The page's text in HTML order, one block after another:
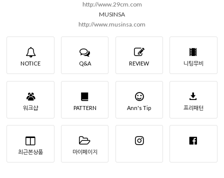
http://www.29cm.com
MUSINSA
http://www.musinsa.com
NOTICE Q&A REVIEW 니팅무비
워크샵 PATTERN Ann's Tip 프리패턴
최근본상품 마이페이지